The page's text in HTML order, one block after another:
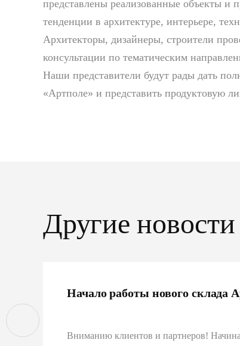
представлены реализованные объекты и
тенденции в архитектуре, интерьере,
Архитекторы, дизайнеры, строители
консультации по тематическим
Наши представители будут рады дать
«Артполе» и представить продуктовую
Другие новости
Начало работы нового склада
Вниманию клиентов и партнеров!